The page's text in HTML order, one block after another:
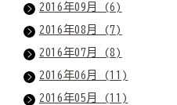
2016年09月 (6)
2016年08月 (7)
2016年07月 (8)
2016年06月 (11)
2016年05月 (11)